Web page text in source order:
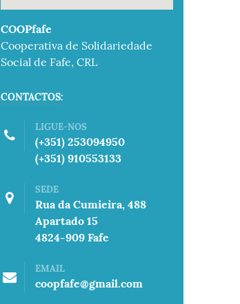
embed google map to website
COOPfafe
Cooperativa de Solidariedade
Social de Fafe, CRL
CONTACTOS:
LIGUE-NOS
(+351) 253094950
(+351) 910553133
SEDE
Rua da Cumieira, 488
Apartado 15
4824-909 Fafe
EMAIL
coopfafe@gmail.com